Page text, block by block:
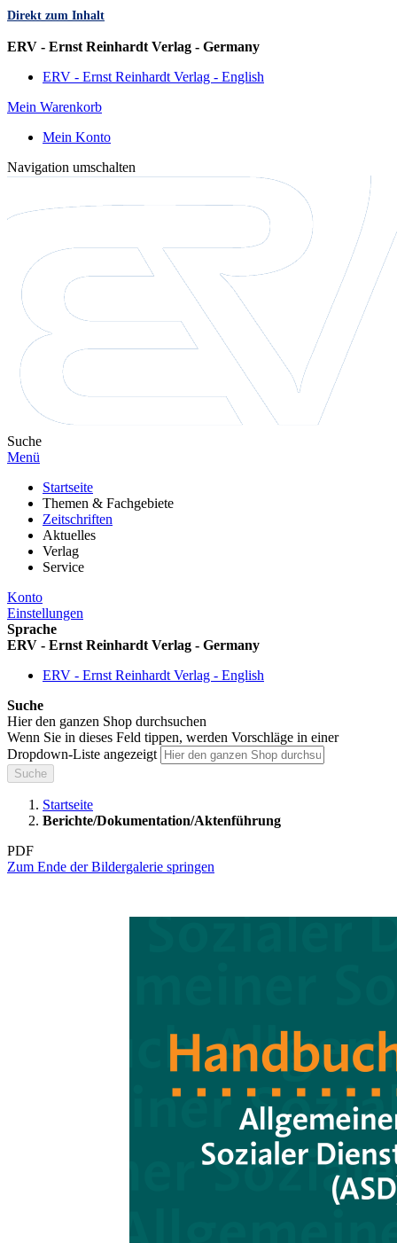
Direkt zum Inhalt
ERV - Ernst Reinhardt Verlag - Germany
ERV - Ernst Reinhardt Verlag - English
Mein Warenkorb
Mein Konto
Navigation umschalten
Suche
Menü
Startseite
Themen & Fachgebiete
Zeitschriften
Aktuelles
Verlag
Service
Konto
Einstellungen
Sprache
ERV - Ernst Reinhardt Verlag - Germany
ERV - Ernst Reinhardt Verlag - English
Suche
Hier den ganzen Shop durchsuchen
Wenn Sie in dieses Feld tippen, werden Vorschläge in einer
Dropdown-Liste angezeigt
Suche
Startseite
Berichte/Dokumentation/Aktenführung
PDF
Zum Ende der Bildergalerie springen